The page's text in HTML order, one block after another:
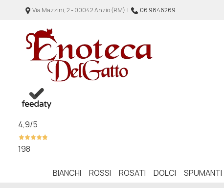
Via Mazzini, 2 - 00042 Anzio (RM) | 06 9846269
4,9/5
198
BIANCHI ROSSI ROSATI DOLCI SPUMANTI